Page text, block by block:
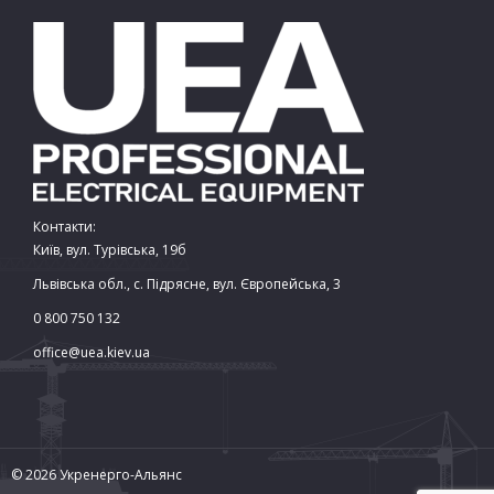
Контакти:
Київ, вул. Турівська, 19б
Львівська обл., с. Підрясне, вул. Європейська, 3
0 800 750 132
office@uea.kiev.ua
© 2026 Укренерго-Альянс